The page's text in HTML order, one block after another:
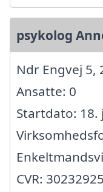
psykolog
Ndr Engvej 5,
Ansatte: 0
Startdato: 18.
CVR: 30232925